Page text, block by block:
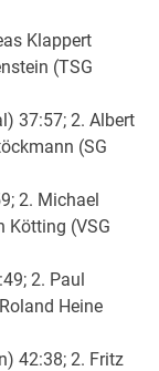
Klappert
(TSG
37:57; 2. Albert
(SG
2. Michael
Kötting (VSG
2. Paul
Heine
42:38; 2. Fritz